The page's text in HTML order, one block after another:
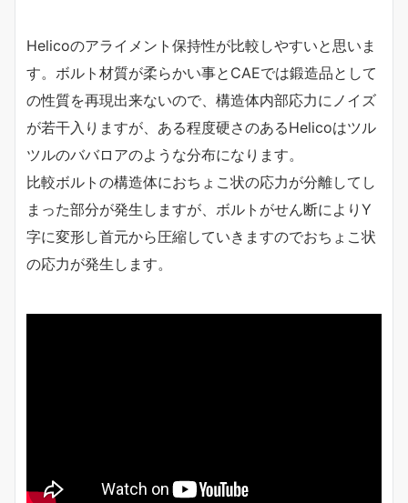
Helicoのアライメント保持性が比較しやすいと思いま
す。ボルト材質が柔らかい事とCAEでは鍛造品として
の性質を再現出来ないので、構造体内部応力にノイズ
が若干入りますが、ある程度硬さのあるHelicoはツル
ツルのババロアのような分布になります。
比較ボルトの構造体におちょこ状の応力が分離してし
まった部分が発生しますが、ボルトがせん断によりY
字に変形し首元から圧縮していきますのでおちょこ状
の応力が発生します。